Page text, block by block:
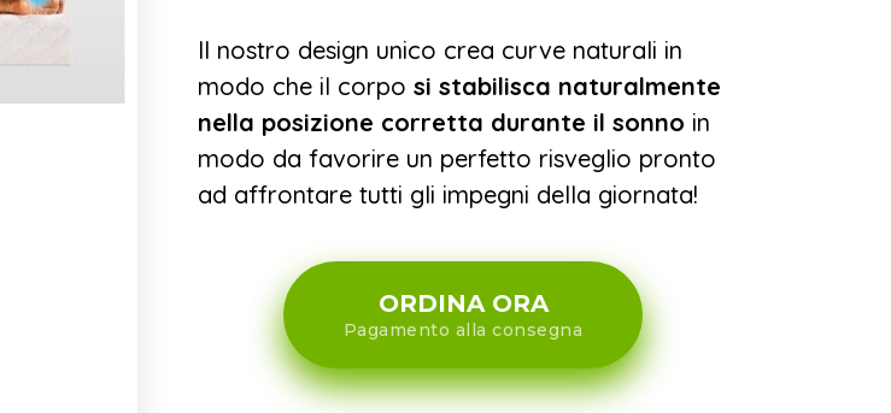
Il nostro design unico crea curve naturali in
modo che il corpo si stabilisca naturalmente
nella posizione corretta durante il sonno in
modo da favorire un perfetto risveglio pronto
ad affrontare tutti gli impegni della giornata!
ORDINA ORA
Pagamento alla consegna